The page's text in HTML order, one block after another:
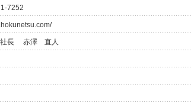
7252
社長 赤澤 直人